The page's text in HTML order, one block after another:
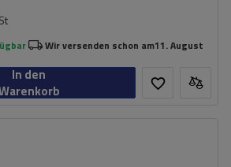
Wir versenden schon am11. August
In den